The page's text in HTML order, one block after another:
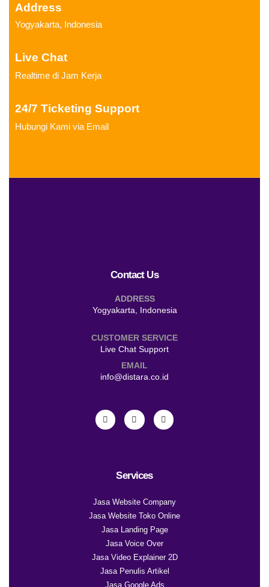
Address
Yogyakarta, Indonesia
Live Chat
Realtime di Jam Kerja
24/7 Ticketing Support
Hubungi Kami via Email
Contact Us
ADDRESS
Yogyakarta, Indonesia
CUSTOMER SERVICE
Live Chat Support
EMAIL
info@distara.co.id
Services
Jasa Website Company
Jasa Website Toko Online
Jasa Landing Page
Jasa Voice Over
Jasa Video Explainer 2D
Jasa Penulis Artikel
Jasa Google Ads